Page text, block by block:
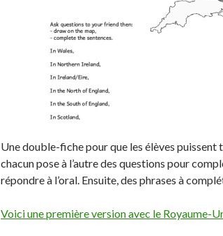
Une double-fiche pour que les élèves puissent
chacun pose à l’autre des questions pour
répondre à l’oral. Ensuite, des phrases à
Voici une première version avec le Royaume-